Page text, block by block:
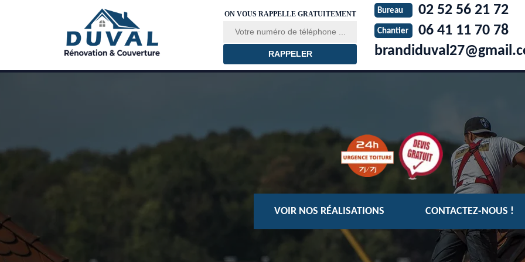
ON VOUS RAPPELLE GRATUITEMENT Bureau 02 52 56 21 72
Chantier
06 41 11 70 78
VOIR NOS RÉALISATIONS CONTACTEZ-NOUS !